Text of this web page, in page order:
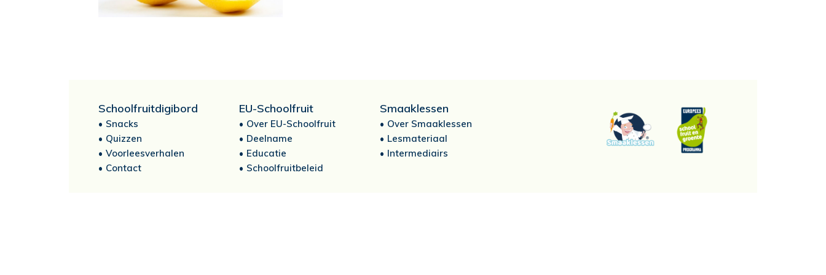
Schoolfruitdigibord
Snacks
Quizzen
Voorleesverhalen
Contact
EU-Schoolfruit
Over EU-Schoolfruit
Deelname
Educatie
Schoolfruitbeleid
Smaaklessen
Over Smaaklessen
Lesmateriaal
Intermediairs